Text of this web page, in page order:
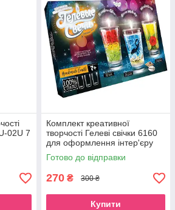
02U 7
Комплект креативної
творчості Гелеві свічки 6160
для оформлення інтер'єру
GS-02-01
Готово до відправки
270 ₴ 300 ₴
Купити